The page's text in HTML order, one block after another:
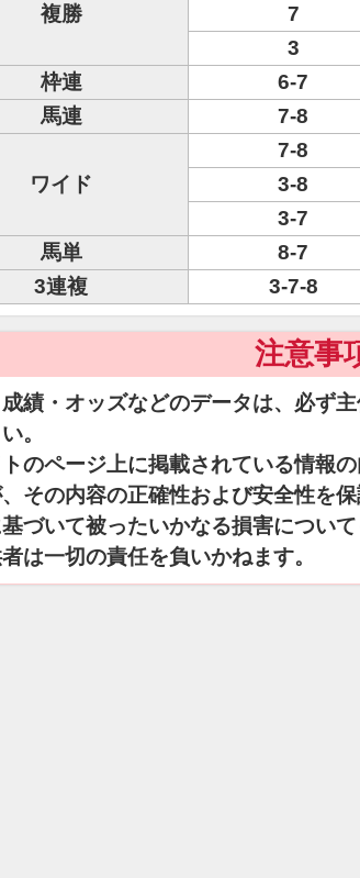
複勝
7
3
枠連
6-7
馬連
7-8
ワイド
7-8
3-8
3-7
馬単
8-7
3連複
3-7-8
注意事
績・オッズなどのデータは、必ず
。
のページ上に掲載されている情報
、その内容の正確性および安全性を
づいて被ったいかなる損害につい
は一切の責任を負いかねます。